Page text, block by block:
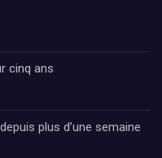
cinq ans
plus d’une semaine